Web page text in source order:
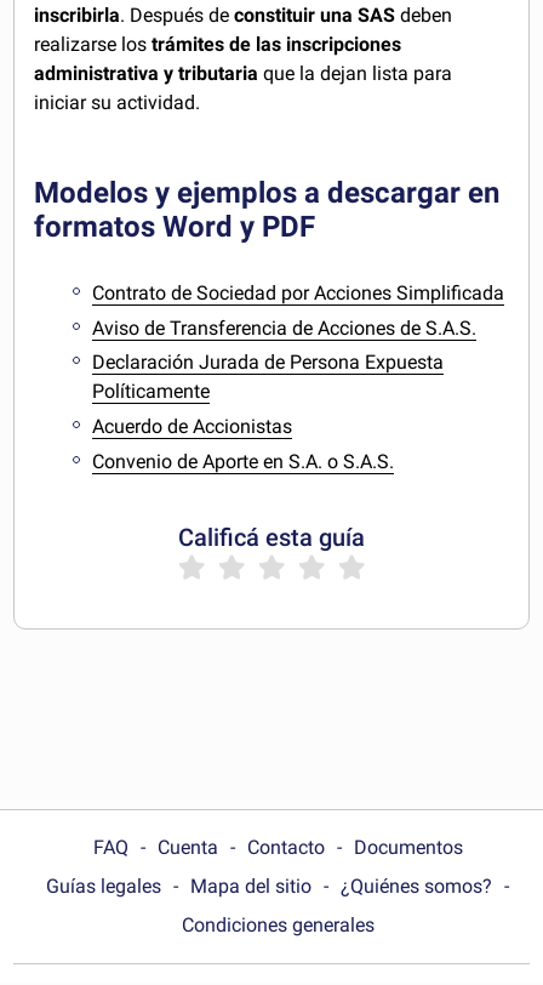
inscribirla. Después deconstituir una SAS deben
realizarse los trámites de las inscripciones
administrativa y tributaria que la dejan lista para
iniciar su actividad.
Modelos y ejemplos a descargar en
formatos Word y PDF
Contrato de Sociedad por Acciones Simplificada
Aviso de Transferencia de Acciones de S.A.S.
Declaración Jurada de Persona Expuesta
Políticamente
Acuerdo de Accionistas
Convenio de Aporte en S.A. o S.A.S.
Calificá esta guía
FAQ Cuenta Contacto
Documentos
Guías legales
Mapa del sitio
¿Quiénes somos?
Condiciones generales